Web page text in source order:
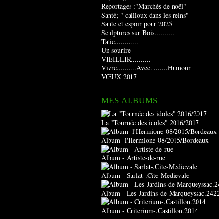
Reportages :"Marchés de noël"
Santé; " cailloux dans les reins"
Santé et espoir pour 2025
Sculptures sur Bois...........
Tatie............
Un sourire
VIEILLIR..........
Vivre..........Avec.........Humour
VŒUX 2017
MES ALBUMS
La "Tournée des idoles" 2016/2017
Album- l'Hermione-08/2015/Bordeaux
Album - Artiste-de-rue
Album - Sarlat-.Cite-Medievale
Album - Les-Jardins-de-
Album - Criterium-.Castillon.2014